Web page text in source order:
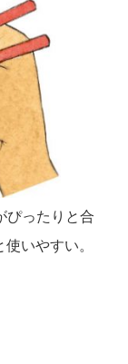
ぴったりと合
いやすい。